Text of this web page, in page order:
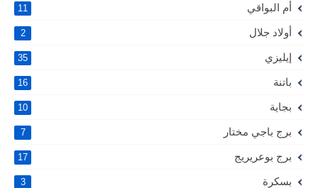
أم البواقي 11
أولاد جلال 2
إيليزي 35
باتنة 16
بجاية 10
برج باجي مختار 7
برج بوعريريج 17
بسكرة 3